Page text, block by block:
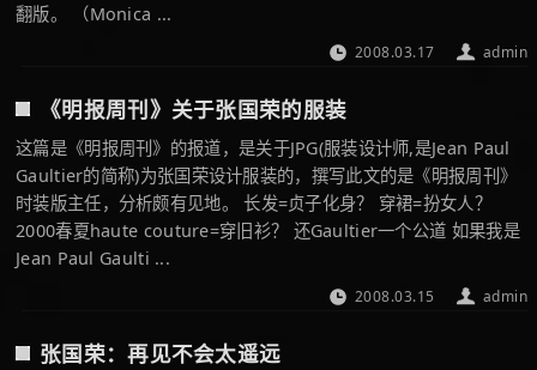
翻版。 （Monica ...
admin
2008.03.17
《明报周刊》关于张国荣的服装
这篇是《明报周刊》的报道，是关于JPG(服装设计师,是Jean Paul
Gaultier的简称)为张国荣设计服装的，撰写此文的是《明报周刊》
时装版主任，分析颇有见地。 长发=贞子化身？ 穿裙=扮女人？
2000春夏haute couture=穿旧衫？ 还Gaultier一个公道 如果我是
Jean Paul Gaulti ...
admin
2008.03.15
张国荣：再见不会太遥远